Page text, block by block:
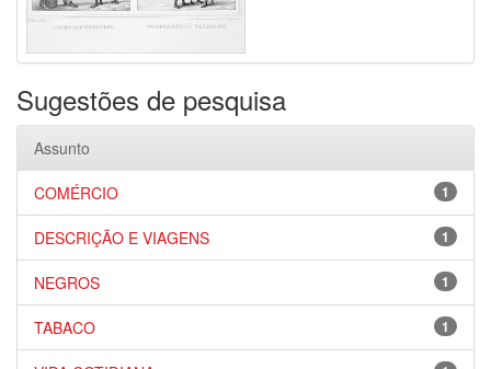
Sugestões de pesquisa
Assunto
1
COMÉRCIO
1
DESCRIÇÃO E VIAGENS
1
NEGROS
1
TABACO